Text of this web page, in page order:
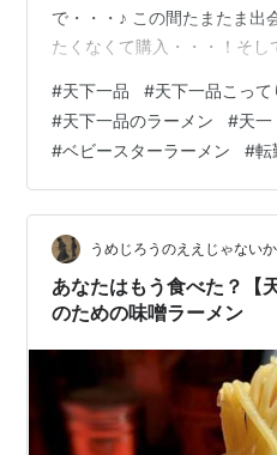
で・・・♪ この間たまたま出
たくなくて購入・・・！そし
う。よしよし。 【ふるさと
天下一品 家麺 4食 セット |
都府 小分け お取り寄せ 有名
JB21）価格：11,000円（税
点) 楽天で購入 にほんブロ…
#天下一品 #天下一品こって
#天下一品のラーメン #天一
#ベビースターラーメン #転
うめじろうのええじゃないか
あなたはもう食べた？【
のための味噌ラーメン